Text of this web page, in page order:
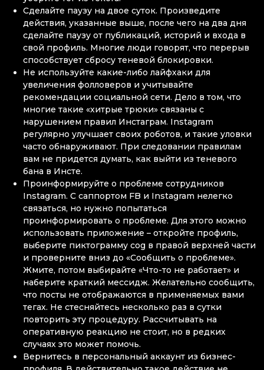
Сделайте паузу на двое суток. Произведите
действия, указанные выше, после чего на два дня
сделайте паузу от публикаций, историй и входа в
свой профиль. Многие люди говорят, что перерыв
способствует сбросу теневой блокировки.
Не используйте какие-либо лайфхаки для
увеличения фолловеров и учитывайте
рекомендации социальной сети. Дело в том, что
многие такие «хитрые трюки» связаны с
нарушением правил Инстаграм. Instagram
регулярно улучшает своих роботов, и такие уловки
часто обнаруживают. При следовании правилам
вам не придется думать, как выйти из теневого
бана в Инсте.
Проинформируйте о проблеме сотрудников
Instagram. С саппортом FB и Instagram нелегко
связаться, но нужно попытаться
проинформировать о проблеме. Для этого можно
использовать приложение – откройте профиль,
выберите пиктограмму cog в правой верхней части
и проверните вниз до «Сообщить о проблеме».
Жмите, потом выбирайте «Что-то не работает» и
наберите краткий мессидж. Желательно сообщить,
что посты не отображаются в применяемых вами
тегах. Не стесняйтесь несколько раз в сутки
повторить эту процедуру. Рассчитывать на
оперативную реакцию не стоит, но в редких
случаях это может помочь.
Вернитесь в персональный аккаунт из бизнес-